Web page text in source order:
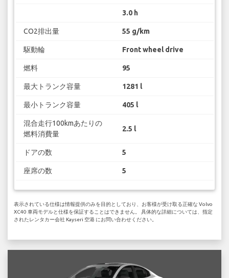
3.0 h
CO2排出量 55 g/km
駆動輪 Front wheel drive
燃料 95
最大トランク容量 1281 l
最小トランク容量 405 l
混合走行100kmあたりの
燃料消費量
2.5 l
ドアの数 5
座席の数 5
表示されている仕様は情報提供のみを目的としており、お客様が受け取る正確な Volvo
XC40 車両モデルと仕様を保証することはできません。 具体的な詳細については、指定
されたレンタカー会社 Kayseri 空港 にお問い合わせください。